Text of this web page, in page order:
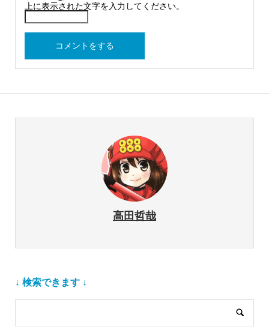
上に表示された文字を入力してください。
高田哲哉
↓ 検索できます ↓